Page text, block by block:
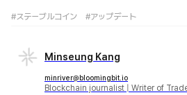
#ステーブルコイン #アップデート
Minseung Kang
minriver@bloomingbit.io
Blockchain journalist | Writer of